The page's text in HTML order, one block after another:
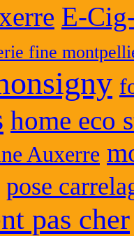
E-
fine
home eco
Auxerre
pose
pas cher